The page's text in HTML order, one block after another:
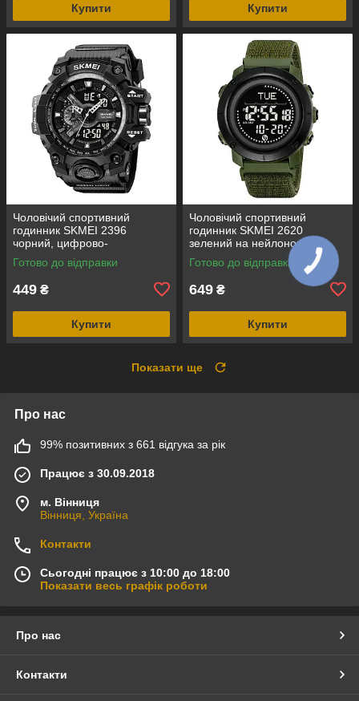
Купити Купити
Чоловічий спортивний
годинник SKMEI 2396
чорний, цифрово-
аналоговий, водозахист 5
ATM
Готово до відправки
449 ₴
Купити
Чоловічий спортивний
годинник SKMEI 2620
зелений на нейлоновому
ремінці з липучкою,
електронним компасом і
Готово до відправки
649 ₴
Купити
Показати ще
Про нас
99% позитивних з 661 відгука за рік
Працює з 30.09.2018
м. Вінниця
Вінниця, Україна
Контакти
Сьогодні працює з 10:00 до 18:00
Показати весь графік роботи
Про нас
Контакти